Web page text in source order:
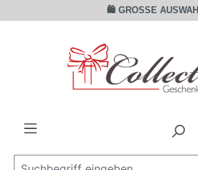
Zum Hauptinhalt springen🛍️ GROSSE AUSWAHL